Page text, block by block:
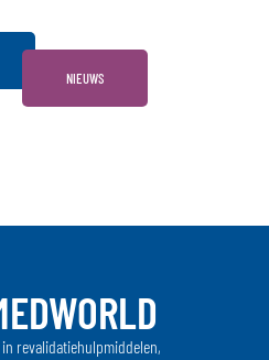
NIEUWS
revalidatiehulpmiddelen,